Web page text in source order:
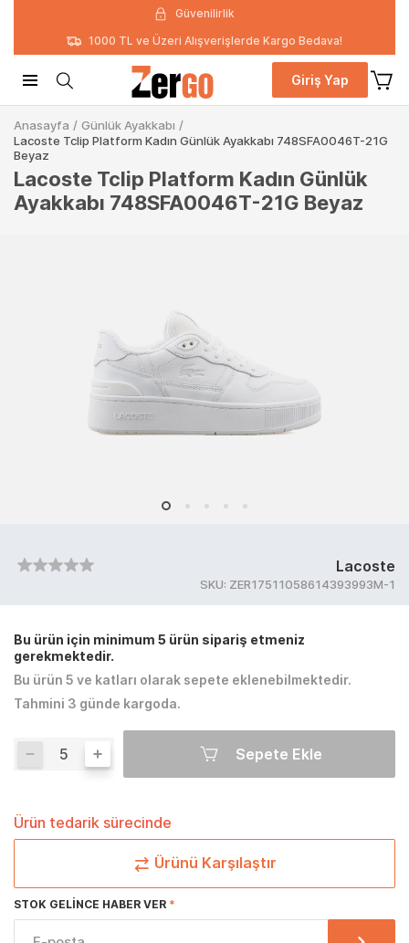
Güvenilirlik
1000 TL ve Üzeri Alışverişlerde Kargo Bedava!
Giriş Yap
Anasayfa / Günlük Ayakkabı /
Lacoste Tclip Platform Kadın Günlük Ayakkabı 748SFA0046T-21G
Beyaz
Lacoste Tclip Platform Kadın Günlük
Ayakkabı 748SFA0046T-21G Beyaz
Lacoste
SKU: ZER17511058614393993M-1
Bu ürün için minimum 5 ürün sipariş etmeniz
gerekmektedir.
Bu ürün 5 ve katları olarak sepete eklenebilmektedir.
Tahmini 3 günde kargoda.
Sepete Ekle
Ürün tedarik sürecinde
Ürünü Karşılaştır
STOK GELINCE HABER VER